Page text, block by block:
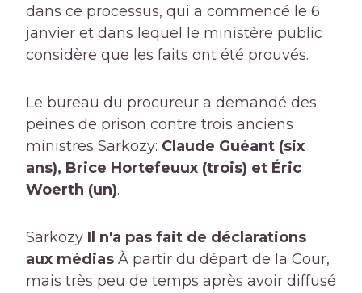
dans ce processus, qui a commencé le 6
janvier et dans lequel le ministère public
considère que les faits ont été prouvés.
Le bureau du procureur a demandé des
peines de prison contre trois anciens
ministres Sarkozy: Claude Guéant (six
ans), Brice Hortefeuux (trois) et Éric
Woerth (un).
Sarkozy Il n'a pas fait de déclarations
aux médias À partir du départ de la Cour,
mais très peu de temps après avoir diffusé